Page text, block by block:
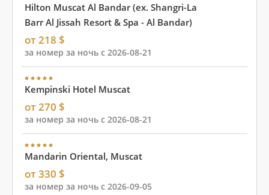
Hilton Muscat Al Bandar (ex. Shangri-La
Barr Al Jissah Resort & Spa - Al Bandar)
от 218 $
за номер за ночь с 2026-08-21
Kempinski Hotel Muscat
от 270 $
за номер за ночь с 2026-08-21
Mandarin Oriental, Muscat
от 330 $
за номер за ночь с 2026-09-05